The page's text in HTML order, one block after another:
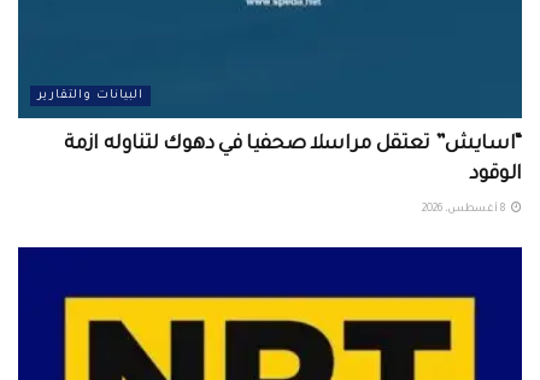
البيانات والتقارير
“اسايش” تعتقل مراسلا صحفيا في دهوك لتناوله ازمة
الوقود